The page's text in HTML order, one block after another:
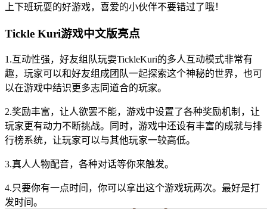
上下班玩耍的好游戏，喜爱的小伙伴不要错过了哦！
Tickle Kuri游戏中文版亮点
1.互动性强，好友组队玩耍TickleKuri的多人互动模式非常有
趣，玩家可以和好友组成团队一起探索这个神秘的世界，也可
以在游戏中结识更多志同道合的玩家。
2.奖励丰富，让人欲罢不能，游戏中设置了各种奖励机制，让
玩家更有动力不断挑战。同时，游戏中还设有丰富的成就与排
行榜系统，让玩家可以与其他玩家一较高低。
3.真人人物配音，各种对话等你来触发。
4.只要你有一点时间，你可以拿出这个游戏玩两次。最好是打
发时间。